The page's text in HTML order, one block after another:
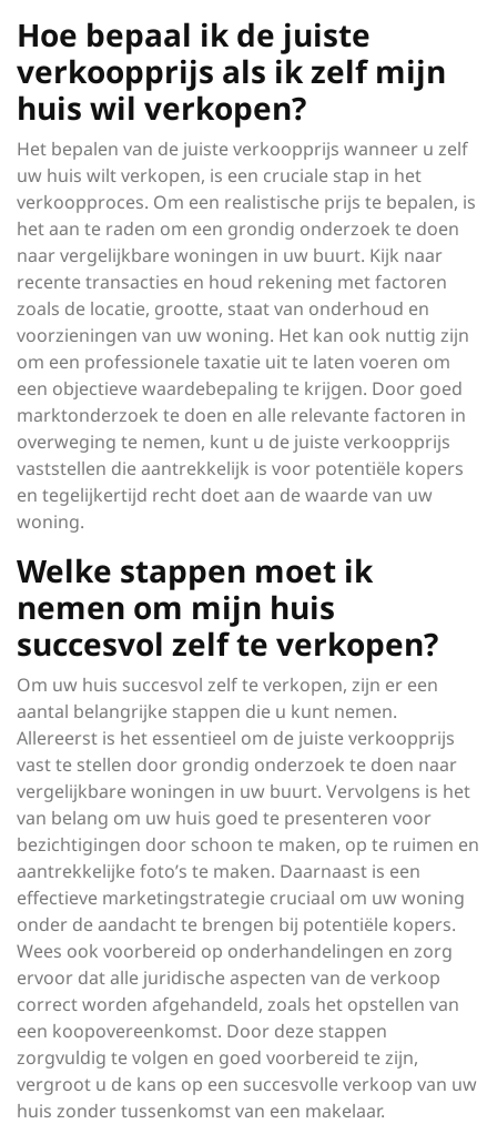
Hoe bepaal ik de juiste
verkoopprijs als ik zelf mijn
huis wil verkopen?
Het bepalen van de juiste verkoopprijs wanneer u zelf
uw huis wilt verkopen, is een cruciale stap in het
verkoopproces. Om een realistische prijs te bepalen, is
het aan te raden om een grondig onderzoek te doen
naar vergelijkbare woningen in uw buurt. Kijk naar
recente transacties en houd rekening met factoren
zoals de locatie, grootte, staat van onderhoud en
voorzieningen van uw woning. Het kan ook nuttig zijn
om een professionele taxatie uit te laten voeren om
een objectieve waardebepaling te krijgen. Door goed
marktonderzoek te doen en alle relevante factoren in
overweging te nemen, kunt u de juiste verkoopprijs
vaststellen die aantrekkelijk is voor potentiële kopers
en tegelijkertijd recht doet aan de waarde van uw
woning.
Welke stappen moet ik
nemen om mijn huis
succesvol zelf te verkopen?
Om uw huis succesvol zelf te verkopen, zijn er een
aantal belangrijke stappen die u kunt nemen.
Allereerst is het essentieel om de juiste verkoopprijs
vast te stellen door grondig onderzoek te doen naar
vergelijkbare woningen in uw buurt. Vervolgens is het
van belang om uw huis goed te presenteren voor
bezichtigingen door schoon te maken, op te ruimen en
aantrekkelijke foto’s te maken. Daarnaast is een
effectieve marketingstrategie cruciaal om uw woning
onder de aandacht te brengen bij potentiële kopers.
Wees ook voorbereid op onderhandelingen en zorg
ervoor dat alle juridische aspecten van de verkoop
correct worden afgehandeld, zoals het opstellen van
een koopovereenkomst. Door deze stappen
zorgvuldig te volgen en goed voorbereid te zijn,
vergroot u de kans op een succesvolle verkoop van uw
huis zonder tussenkomst van een makelaar.